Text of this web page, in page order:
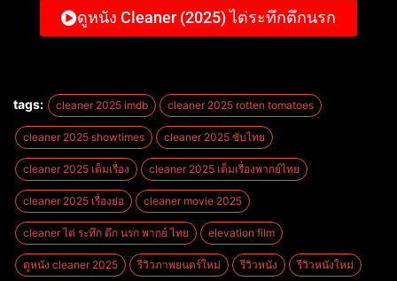
ดูหนัง Cleaner (2025) ไต่ระทึกตึกนรก
tags: cleaner 2025 imdb cleaner 2025 rotten tomatoes
cleaner 2025 showtimes cleaner 2025 ซับไทย
cleaner 2025 เต็มเรื่อง cleaner 2025 เต็มเรื่องพากย์ไทย
cleaner 2025 เรื่องย่อ cleaner movie 2025
cleaner ไต่ ระทึก ตึก นรก พากย์ ไทย elevation film
ดูหนัง cleaner 2025 รีวิวภาพยนตร์ใหม่ รีวิวหนัง รีวิวหนังใหม่